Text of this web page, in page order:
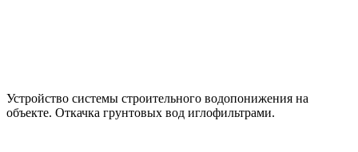
Устройство системы строительного водопонижения на
объекте. Откачка грунтовых вод иглофильтрами.